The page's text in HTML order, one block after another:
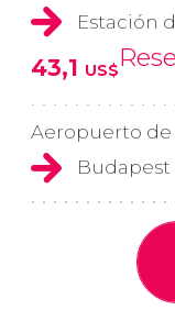
Estación
43,1 US$
Aeropuerto